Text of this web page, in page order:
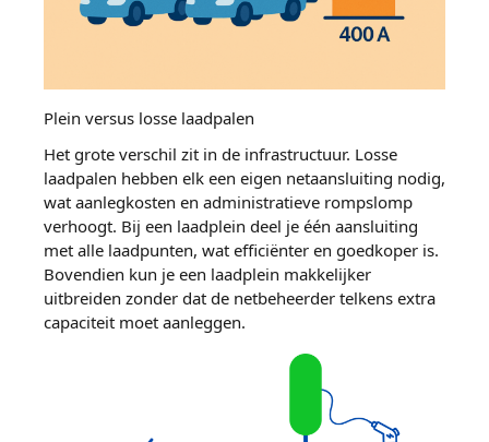
Plein versus losse laadpalen
Het grote verschil zit in de infrastructuur. Losse
laadpalen hebben elk een eigen netaansluiting nodig,
wat aanlegkosten en administratieve rompslomp
verhoogt. Bij een laadplein deel je één aansluiting
met alle laadpunten, wat efficiënter en goedkoper is.
Bovendien kun je een laadplein makkelijker
uitbreiden zonder dat de netbeheerder telkens extra
capaciteit moet aanleggen.